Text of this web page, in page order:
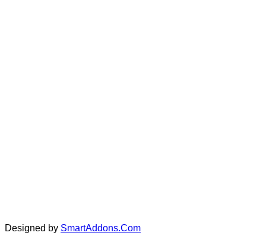
Designed by SmartAddons.Com